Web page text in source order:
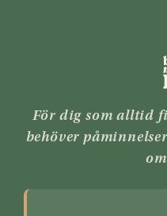
För dig som alltid
behöver